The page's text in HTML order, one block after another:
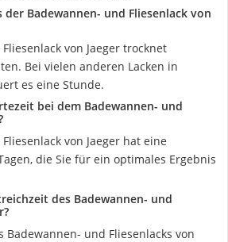
Badewannen- und Fliesenlack von
von Jaeger trocknet
Bei vielen anderen Lacken in
es eine Stunde.
bei dem Badewannen- und
von Jaeger hat eine
die Sie für ein optimales Ergebnis
des Badewannen- und
Badewannen- und Fliesenlacks von